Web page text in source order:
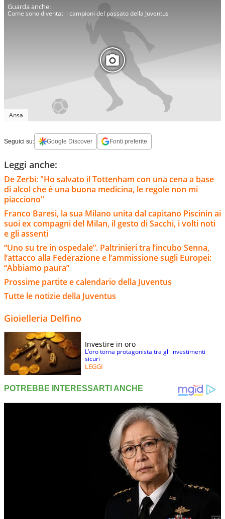
Come sono diventati i campioni del passato della Juventus
Ansa
Seguici su: Google Discover Fonti preferite
Leggi anche:
De Zerbi: "Ho salvato il Tottenham con una cena a base
di alcol che è una buona medicina, le regole non mi
piacciono"
Franco Baresi, la sua Milano unita dal capitano Piscinin ai
suoi ex compagni del Milan, il gesto di Sacchi, i volti noti
e gli assenti
“Uno su tre in ospedale”. Paltrinieri tra l’incubo Senna,
l’attacco alla Federazione e l’ammissione sugli Europei:
“Abbiamo paura”
Prossime partite e calendario della Juventus
Tutte le notizie della Juventus
Gioielleria Delfino
Investire in oro
L’oro torna protagonista tra gli investimenti
sicuri
LEGGI